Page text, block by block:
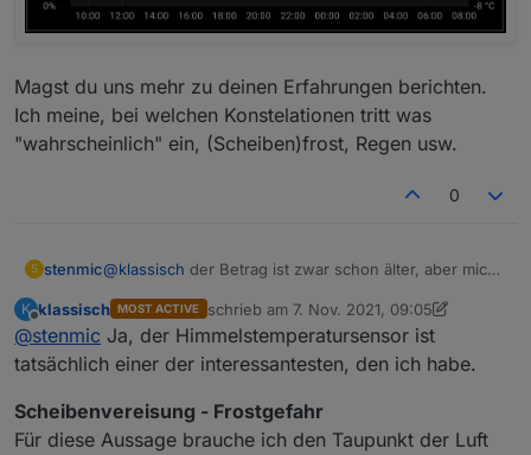
Magst du uns mehr zu deinen Erfahrungen berichten.
Ich meine, bei welchen Konstelationen tritt was
"wahrscheinlich" ein, (Scheiben)frost, Regen usw.
0
S stenmic@klassisch der Betrag ist zwar schon älter, aber mich
Der Sensor ist montiert und liefert schon mal Werte.
K
Offline
klassisch MOST ACTIVE schrieb am 7. Nov. 2021, 09:05
zuletzt editiert von klassisch11. Juli 2021,
@stenmic Ja, der Himmelstemperatursensor ist
tatsächlich einer der interessantesten, den ich habe.
Scheibenvereisung - Frostgefahr
Für diese Aussage brauche ich den Taupunkt der Luft